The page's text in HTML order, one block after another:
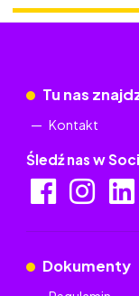
Tu nas
Kontakt
Śledź nas w
Dokumenty